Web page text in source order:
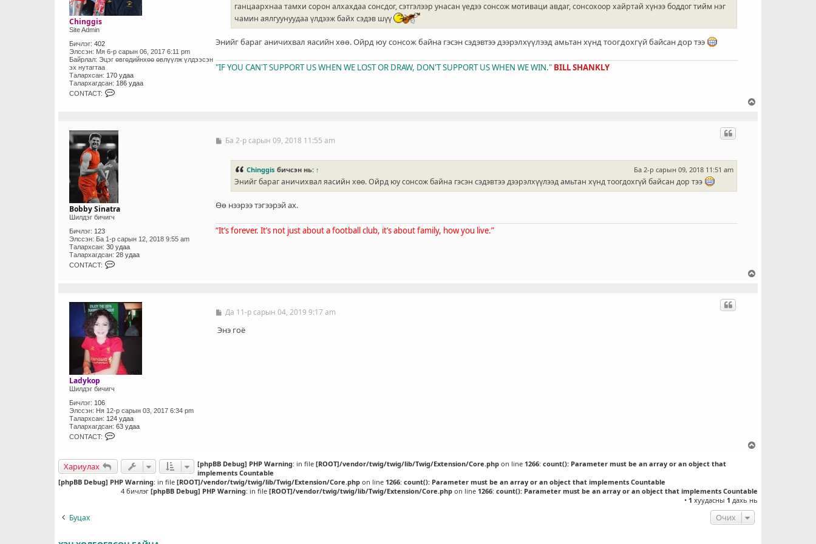
Chinggis
Site Admin
Бичлэг: 402
Элссэн: Мя 6-р сарын 06, 2017 6:11 pm
Байрлал: Эцэг өвгөдийнхөө өвлүүлж үлдээсэн
эх нутагтаа
Талархсан: 170 удаа
Талархагдсан: 186 удаа
CONTACT:
C
T
_
S
E
ганцаархнаа тамхи сорон алхахдаа сонсдог, сэтгэлээр унасан үедээ сонсож мотиваци авдаг, сонсохоор хайртай хүнээ боддог тийм нэг
чамин аялгуунуудаа үлдээж байх сэдэв шүү
Энийг бараг аничихвал яасийн хөө. Ойрд юу сонсож байна гэсэн сэдэвтээ дээрэлхүүлээд амьтан хүнд тоогдохгүй байсан дор тээ
"IF YOU CAN'T SUPPORT US WHEN WE LOST OR DRAW, DON'T SUPPORT US WHEN WE WIN." BILL SHANKLY
Bobby Sinatra
Шилдэг бичигч
Бичлэг: 123
Элссэн: Ба 1-р сарын 12, 2018 9:55 am
Талархсан: 30 удаа
Талархагдсан: 28 удаа
CONTACT:
C
_
U
S
E
R
ББа 2-р сарын 09, 2018 11:55 am
Chinggis бичсэн нь: ↑ Ба 2-р сарын 09, 2018 11:51 am
Энийг бараг аничихвал яасийн хөө. Ойрд юу сонсож байна гэсэн сэдэвтээ дээрэлхүүлээд амьтан хүнд тоогдохгүй байсан дор тээ
Өө нээрээ тэгээрэй ах.
“It’s forever. It’s not just about a football club, it’s about family, how you live.”
Ladykop
Шилдэг бичигч
Бичлэг: 106
Элссэн: Ня 12-р сарын 03, 2017 6:34 pm
Талархсан: 124 удаа
Талархагдсан: 63 удаа
CONTACT:
C
T
Б
ч
Да 11-р сарын 04, 2019 9:17 am
Энэ гоё
Хариулах [phpBB Debug] PHP Warning: in file [ROOT]/vendor/twig/twig/lib/Twig/Extension/Core.php on line 1266: count(): Parameter must be an array or an object that
implements Countable
[phpBB Debug] PHP Warning: in file [ROOT]/vendor/twig/twig/lib/Twig/Extension/Core.php on line 1266: count(): Parameter must be an array or an object that implements Countable
4 бичлэг [phpBB Debug] PHP Warning: in file [ROOT]/vendor/twig/twig/lib/Twig/Extension/Core.php on line 1266: count(): Parameter must be an array or an object that implements Countable
• 1 хуудасны 1 дахь нь
Буцах Очих